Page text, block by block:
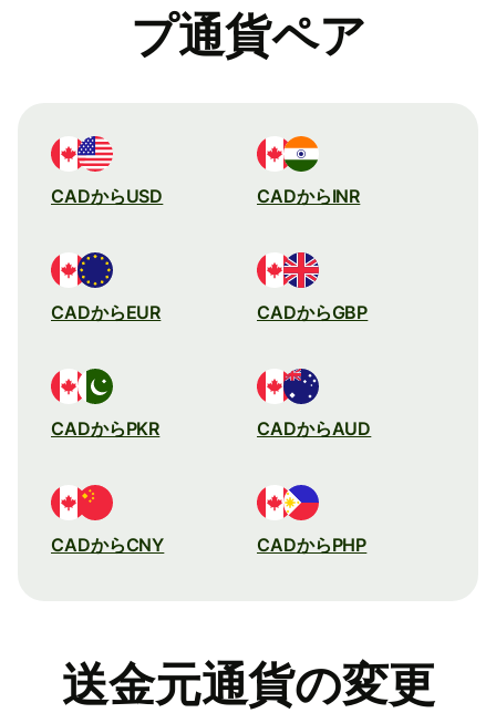
プ通貨ペア
CADからUSD CADからINR
CADからEUR CADからGBP
CADからPKR CADからAUD
CADからCNY CADからPHP
送金元通貨の変更